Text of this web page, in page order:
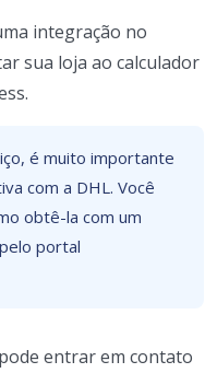
integração no
sua loja ao calculador
é muito importante
com a DHL. Você
obtê-la com um
portal
entrar em contato